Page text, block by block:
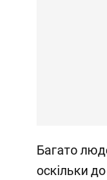
Багато
оскільки